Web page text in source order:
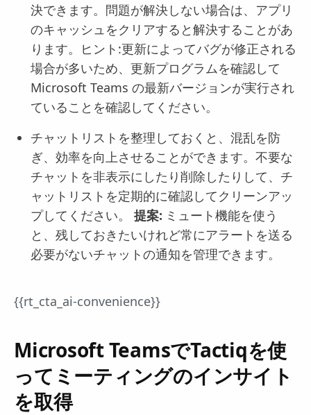
決できます。問題が解決しない場合は、アプリ
のキャッシュをクリアすると解決することがあ
ります。ヒント:更新によってバグが修正される
場合が多いため、更新プログラムを確認して
Microsoft Teams の最新バージョンが実行され
ていることを確認してください。
チャットリストを整理しておくと、混乱を防
ぎ、効率を向上させることができます。不要な
チャットを非表示にしたり削除したりして、チ
ャットリストを定期的に確認してクリーンアッ
プしてください。 提案: ミュート機能を使う
と、残しておきたいけれど常にアラートを送る
必要がないチャットの通知を管理できます。
{{rt_cta_ai-convenience}}
Microsoft TeamsでTactiqを使
ってミーティングのインサイト
を取得